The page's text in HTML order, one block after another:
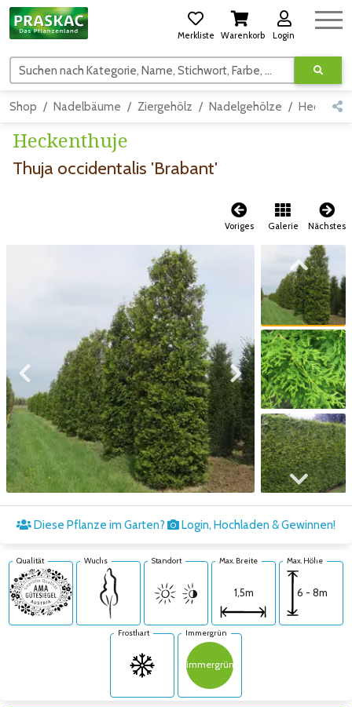
Merkliste Warenkorb Login
Suchen nach Kategorie, Name, Stichwort, Farbe, usw.
Shop Nadelbäume Ziergehölz Nadelgehölze Hecken
Heckenthuje
Thuja occidentalis 'Brabant'
Voriges Galerie Nächstes
Zum vorigen Bild Zum nächsten Bild
Zum vorigen Bild
Zum nächsten Bild
Diese Pflanze im Garten? Login, Hochladen & Gewinnen!
Qualität Wuchs Standort Max. Breite
1,5m
Max. Höhe
6 - 8m
Frosthart Immergrün
immergrün